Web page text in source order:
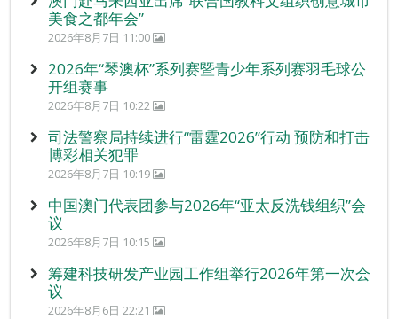
美食之都年会”
2026年8月7日 11:00
2026年“琴澳杯”系列赛暨青少年系列赛羽毛球公
开组赛事
2026年8月7日 10:22
司法警察局持续进行“雷霆2026”行动 预防和打击
博彩相关犯罪
2026年8月7日 10:19
中国澳门代表团参与2026年“亚太反洗钱组织”会
议
2026年8月7日 10:15
筹建科技研发产业园工作组举行2026年第一次会
议
2026年8月6日 22:21